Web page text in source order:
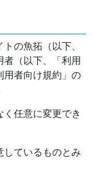
の魚拓（以下、
者（以下、「利用
用者向け規約」の
任意に変更でき
しているものとみ